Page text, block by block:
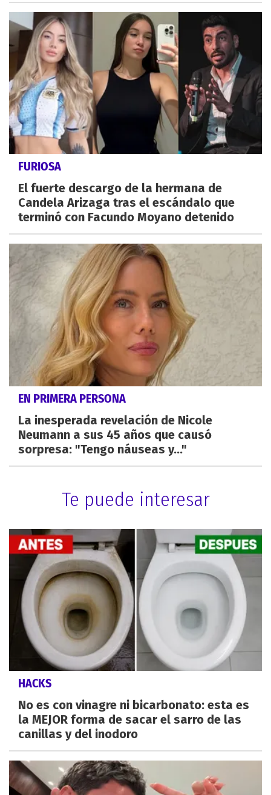
FURIOSA
El fuerte descargo de la hermana de
Candela Arizaga tras el escándalo que
terminó con Facundo Moyano detenido
EN PRIMERA PERSONA
La inesperada revelación de Nicole
Neumann a sus 45 años que causó
sorpresa: "Tengo náuseas y..."
Te puede interesar
HACKS
No es con vinagre ni bicarbonato: esta es
la MEJOR forma de sacar el sarro de las
canillas y del inodoro